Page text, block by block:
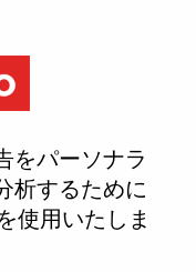
をパーソナラ
析するために
使用いたしま
ットします